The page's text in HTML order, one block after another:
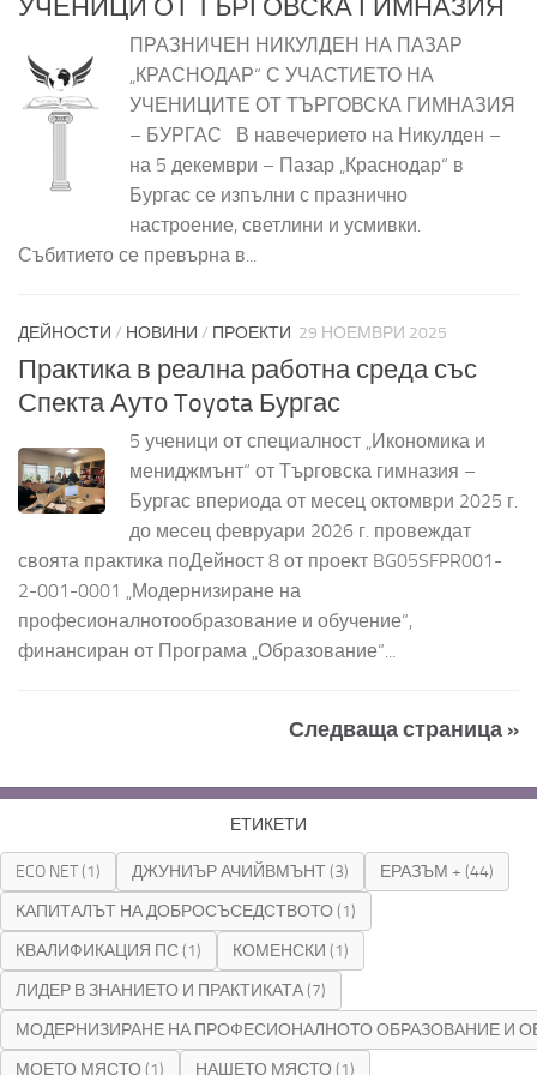
УЧЕНИЦИ ОТ ТЪРГОВСКА ГИМНАЗИЯ
ПРАЗНИЧЕН НИКУЛДЕН НА ПАЗАР
„КРАСНОДАР“ С УЧАСТИЕТО НА
УЧЕНИЦИТЕ ОТ ТЪРГОВСКА ГИМНАЗИЯ
– БУРГАС В навечерието на Никулден –
на 5 декември – Пазар „Краснодар“ в
Бургас се изпълни с празнично
настроение, светлини и усмивки.
Събитието се превърна в...
ДЕЙНОСТИ / НОВИНИ / ПРОЕКТИ 29 НОЕМВРИ 2025
Практика в реална работна среда със
Спекта Ауто Toyota Бургас
5 ученици от специалност „Икономика и
мениджмънт“ от Търговска гимназия –
Бургас впериода от месец октомври 2025 г.
до месец февруари 2026 г. провеждат
своята практика поДейност 8 от проект BG05SFPR001-
2-001-0001 „Модернизиране на
професионалнотообразование и обучение“,
финансиран от Програма „Образование“...
Следваща страница »
ЕТИКЕТИ
ECO NET(1) ДЖУНИЪР АЧИЙВМЪНТ(3) ЕРАЗЪМ + (44)
КАПИТАЛЪТ НА ДОБРОСЪСЕДСТВОТО (1)
КВАЛИФИКАЦИЯ ПС(1) КОМЕНСКИ (1)
ЛИДЕР В ЗНАНИЕТО И ПРАКТИКАТА(7)
МОДЕРНИЗИРАНЕ НА ПРОФЕСИОНАЛНОТО ОБРАЗОВАНИЕ И
МОЕТО МЯСТО (1) НАШЕТО МЯСТО (1)